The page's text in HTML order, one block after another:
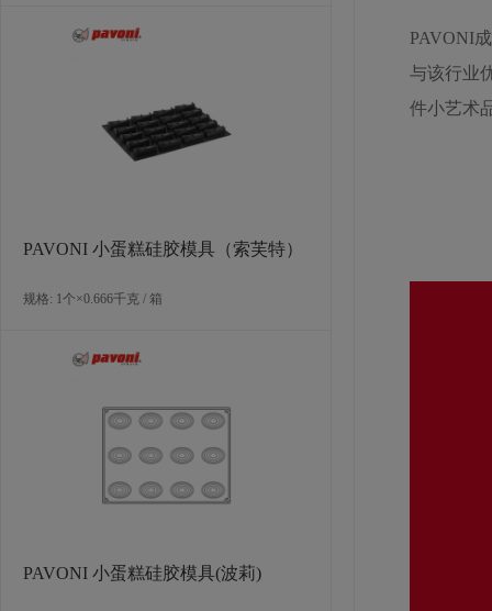
PAVONI 小蛋糕硅胶模具（索芙特）
规格: 1个×0.666千克 / 箱
PAVONI 小蛋糕硅胶模具(波莉)
PAVONI
与该行业
件小艺术